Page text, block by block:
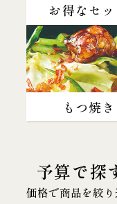
お得なセッ
もつ焼き
予算で探
価格で商品を絞